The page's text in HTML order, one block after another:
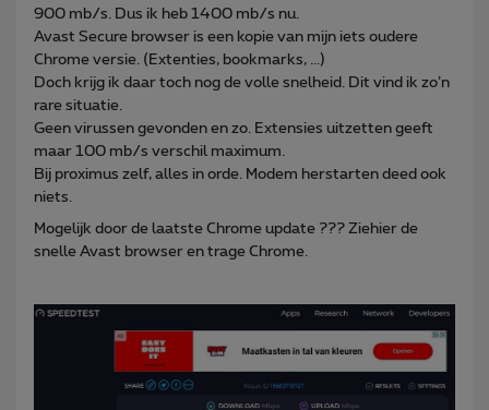
900 mb/s. Dus ik heb 1400 mb/s nu.
Avast Secure browser is een kopie van mijn iets oudere
Chrome versie. (Extenties, bookmarks, ...)
Doch krijg ik daar toch nog de volle snelheid. Dit vind ik zo’n
rare situatie.
Geen virussen gevonden en zo. Extensies uitzetten geeft
maar 100 mb/s verschil maximum.
Bij proximus zelf, alles in orde. Modem herstarten deed ook
niets.
Mogelijk door de laatste Chrome update ??? Ziehier de
snelle Avast browser en trage Chrome.